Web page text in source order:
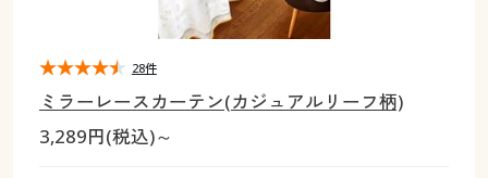
ジュニア・ティーンズ下着
大きいサイズ レディース服
大きいサイズ メンズ
カタログ
大きいサイズ レディース下着
大きいサイズ メンズ
大きいサイズ 事務・制服
シークレットセール
商品カテゴリ一覧
カタログ
カタログ・チラシからのご注文
ミラーレースカーテン(カジュアルリーフ柄)
3,289円(税込)～
28件